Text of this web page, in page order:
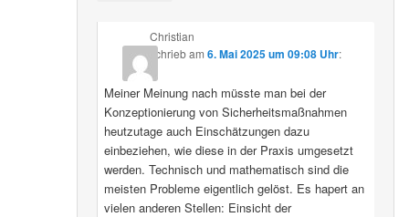
Christian
schriebam 6. Mai 2025 um 09:08 Uhr:
Meiner Meinung nach müsste man bei der
Konzeptionierung von Sicherheitsmaßnahmen
heutzutage auch Einschätzungen dazu
einbeziehen, wie diese in der Praxis umgesetzt
werden. Technisch und mathematisch sind die
meisten Probleme eigentlich gelöst. Es hapert an
vielen anderen Stellen: Einsicht der